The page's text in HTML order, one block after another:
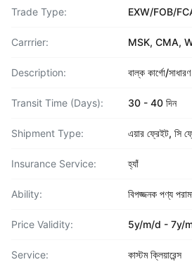
Trade Type: EXW/FOB/
Carrrier: MSK, CMA,
Description: বাল্ক কার্গো/
Transit Time (Days): 30 - 40 দিন
Shipment Type: এয়ার ফ্রেইট, সি
Insurance Service: হ্যাঁ
Ability: বিপজ্জনক পণ্য
Price Validity: 5y/m/d - 7y/
Service: কাস্টম ক্লিয়ারেন্স